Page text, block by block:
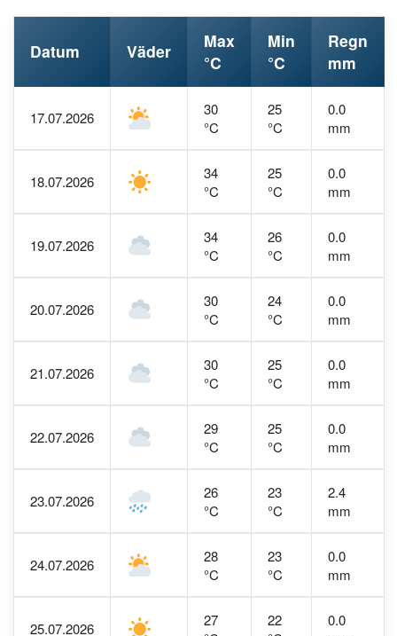
Datum Väder
Max
°C
Min
°C
Regn
mm
17.07.2026
30
°C
25
°C
0.0
mm
18.07.2026
34
°C
25
°C
0.0
mm
19.07.2026
34
°C
26
°C
0.0
mm
20.07.2026
30
°C
24
°C
0.0
mm
21.07.2026
30
°C
25
°C
0.0
mm
22.07.2026
29
°C
25
°C
0.0
mm
23.07.2026
26
°C
23
°C
2.4
mm
24.07.2026
28
°C
23
°C
0.0
mm
25.07.2026
27
22
0.0